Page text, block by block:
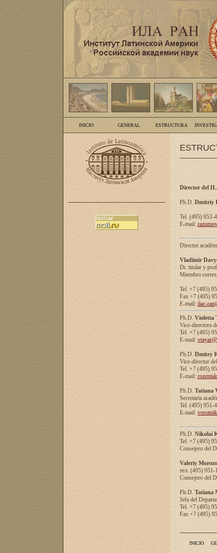
INICIO GENERAL ESTRUCTURA
Director del
Ph.D. Dmitriy
Tel. (495) 953-
E-mail:
Director
Vladimir
Dr. titular y
Miembro
Tel. +7 (495)
Fax +7 (495)
E-mail: ilac-
Ph.D. Violetta
Vice-directora
Tel. +7 (495)
E-mail:
Ph.D. Dmitry
Vice-director
Tel. +7 (495)
E-mail:
Ph.D. Tatiana
Secretaria
Tel. (495) 951-
E-mail:
Ph.D. Nikolai
Tel. +7 (495)
Consejero del
Valeriy
тел. (495) 951-
Consejero del
Ph.D. Tatiana
Jefa del
Tel. +7 (495)
Fax +7 (495)
INICIO